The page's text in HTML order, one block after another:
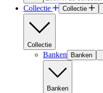
Collectie Collectie
Collectie
Banken Banken
Banken